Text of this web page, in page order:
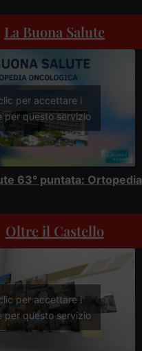
La Buona Salute
per accettare i
per questo servizio
63° puntata: Ortopedia
Oltre il Castello
per accettare i
per questo servizio